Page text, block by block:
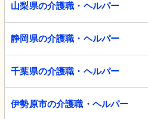
山梨県の介護職・ヘルパー
静岡県の介護職・ヘルパー
千葉県の介護職・ヘルパー
伊勢原市の介護職・ヘルパー